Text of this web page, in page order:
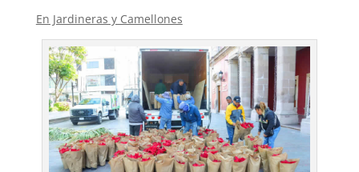
En Jardineras y Camellones